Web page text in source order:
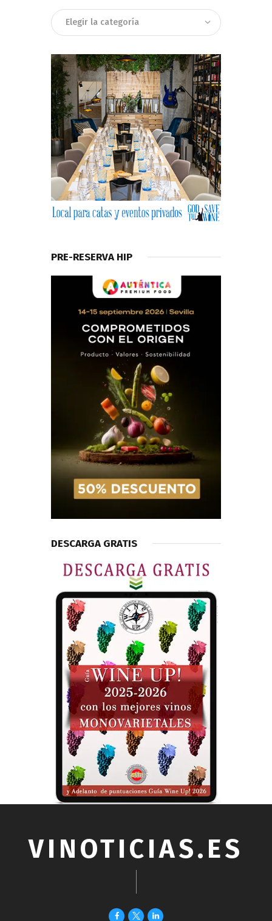
Categorias
PRE-RESERVA HIP
DESCARGA GRATIS
VINOTICIAS.ES